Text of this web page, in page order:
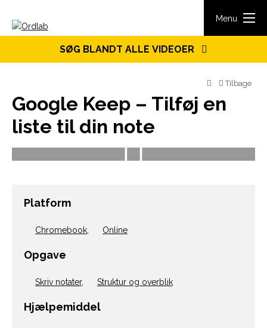
Menu
SØG BLANDT ALLE VIDEOER
Tilbage
Google Keep – Tilføj en
liste til din note
Platform
Chromebook Online
Opgave
Skriv notater, Struktur og overblik
Hjælpemiddel